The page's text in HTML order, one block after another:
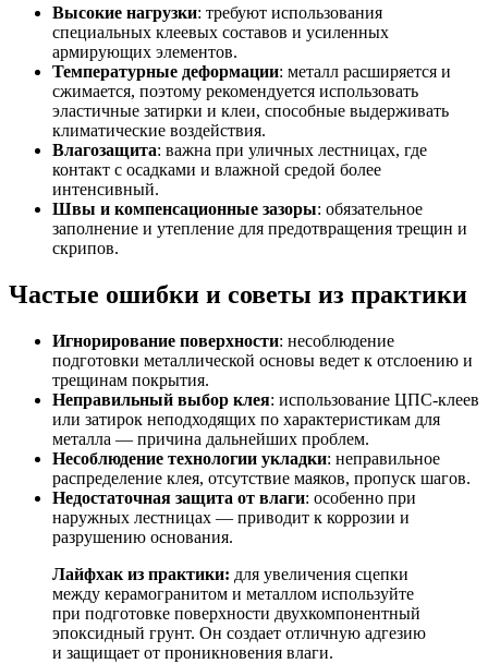
Высокие нагрузки: требуют использования
специальных клеевых составов и усиленных
армирующих элементов.
Температурные деформации: металл расширяется и
сжимается, поэтому рекомендуется использовать
эластичные затирки и клеи, способные выдерживать
климатические воздействия.
Влагозащита: важна при уличных лестницах, где
контакт с осадками и влажной средой более
интенсивный.
Швы и компенсационные зазоры: обязательное
заполнение и утепление для предотвращения трещин и
скрипов.
Частые ошибки и советы из практики
Игнорирование поверхности: несоблюдение
подготовки металлической основы ведет к отслоению и
трещинам покрытия.
Неправильный выбор клея: использование ЦПС-клеев
или затирок неподходящих по характеристикам для
металла — причина дальнейших проблем.
Несоблюдение технологии укладки: неправильное
распределение клея, отсутствие маяков, пропуск шагов.
Недостаточная защита от влаги: особенно при
наружных лестницах — приводит к коррозии и
разрушению основания.
Лайфхак из практики: для увеличения сцепки
между керамогранитом и металлом используйте
при подготовке поверхности двухкомпонентный
эпоксидный грунт. Он создает отличную адгезию
и защищает от проникновения влаги.